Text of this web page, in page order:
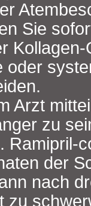
Sie
oder
Arzt
zu
Ramipril-
der
nach
zu